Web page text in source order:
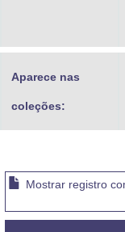
Aparece nas
coleções:
Mostrar registro